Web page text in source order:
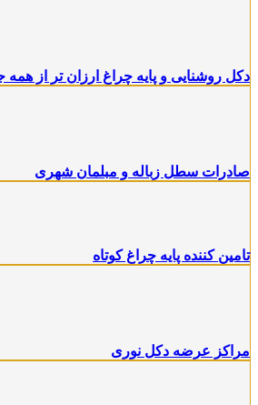
دکل روشنایی و پایه چراغ ارزان تر از همه جا
صادرات سطل زباله و مبلمان شهری
تامین کننده پایه چراغ کوتاه
مراکز عرضه دکل نوری